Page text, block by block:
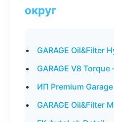
округ
GARAGE Oil&Filter
GARAGE V8
ИП Premium
GARAGE Oil&Filter